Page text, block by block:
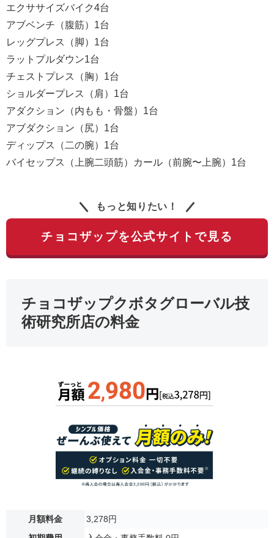
エクササイズバイク4台
アブベンチ（腹筋）1台
レッグプレス（脚）1台
ラットプルダウン1台
チェストプレス（胸）1台
ショルダープレス（肩）1台
アダクション（内もも・骨盤）1台
アブダクション（尻）1台
ディップス（二の腕）1台
バイセップス（上腕二頭筋）カール（前腕〜上腕）1台
もっと知りたい！
チョコザップを公式サイトで見る
チョコザップクボタグローバル技
術研究所店の料金
月額料金
3,278円